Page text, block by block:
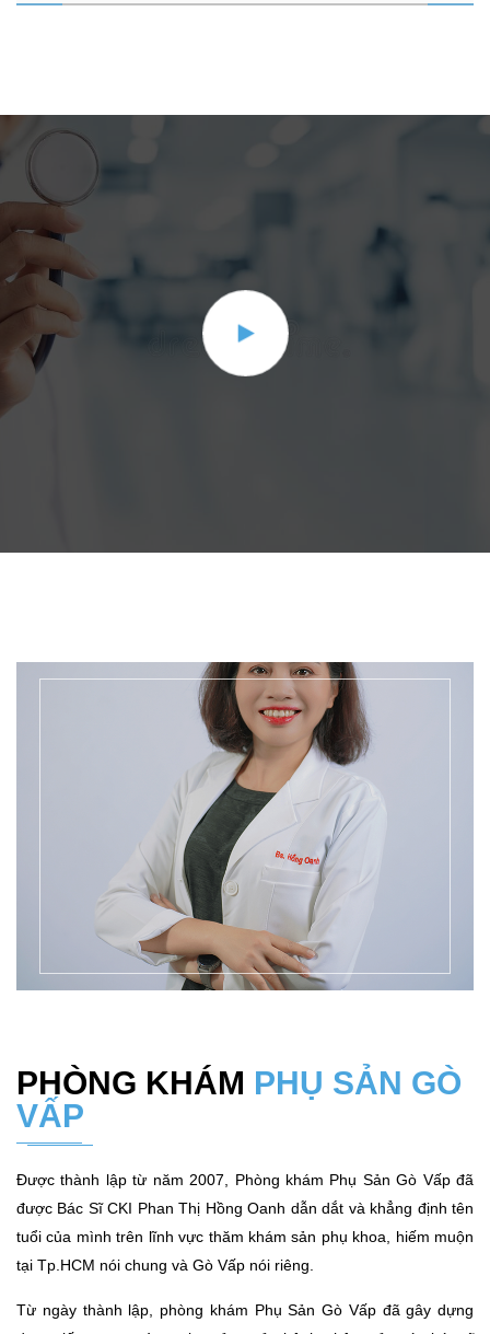
PHÒNG KHÁM PHỤ SẢN GÒ
VẤP
Được thành lập từ năm 2007, Phòng khám Phụ Sản Gò Vấp đã
được Bác Sĩ CKI Phan Thị Hồng Oanh dẫn dắt và khẳng định tên
tuổi của mình trên lĩnh vực thăm khám sản phụ khoa, hiếm muộn
tại Tp.HCM nói chung và Gò Vấp nói riêng.
Từ ngày thành lập, phòng khám Phụ Sản Gò Vấp đã gây dựng